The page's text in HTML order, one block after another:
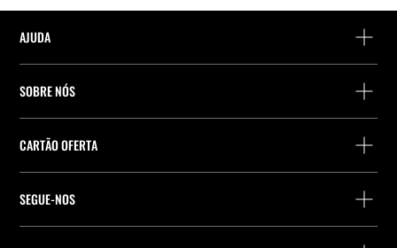
AJUDA
Localiza a tua encomenda
Localizador de pontos de entrega
Preferências de cookies
SOBRE NÓS
Empresa
Company Profile
CARTÃO OFERTA
Compra de Cartão Presente
SEGUE-NOS